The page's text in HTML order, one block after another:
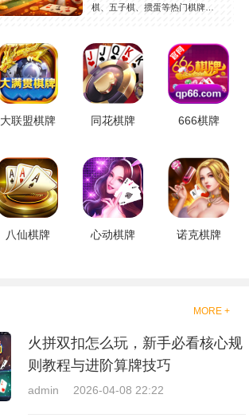
棋、五子棋、掼蛋等热门棋牌玩
玩的手机棋牌游戏。
大联盟棋牌 同花棋牌 666棋牌
八仙棋牌 心动棋牌 诺克棋牌
MORE +
火拼双扣怎么玩，新手必看核心规
则教程与进阶算牌技巧
admin 2026-04-08 22:22